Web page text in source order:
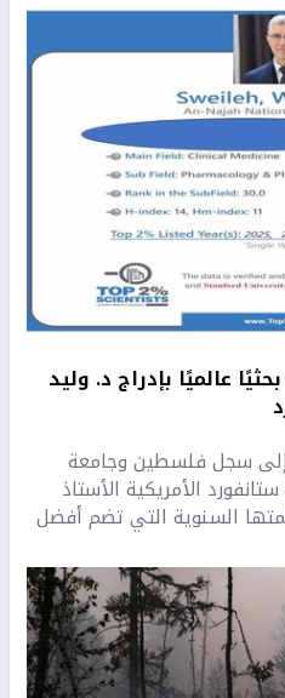
عالميًا بإدراج د. وليد
سجل فلسطين وجامعة
الأمريكية الأستاذ
السنوية التي تضم أفضل